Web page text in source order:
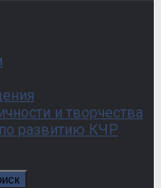
и творчества
развитию КЧР